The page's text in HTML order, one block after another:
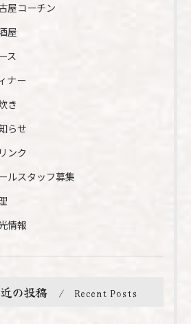
屋コーチン
屋
ス
ナー
き
らせ
ンク
ルスタッフ募集
情報
の投稿 Recent Posts